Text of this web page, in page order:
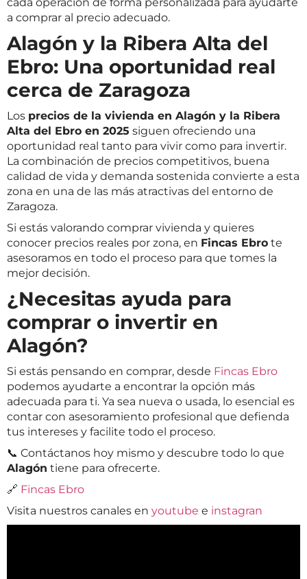
a comprar al precio adecuado.
Alagón y la Ribera Alta del
Ebro: Una oportunidad real
cerca de Zaragoza
Los precios de la vivienda en Alagón y la Ribera
Alta del Ebro en 2025 siguen ofreciendo una
oportunidad real tanto para vivir como para invertir.
La combinación de precios competitivos, buena
calidad de vida y demanda sostenida convierte a esta
zona en una de las más atractivas del entorno de
Zaragoza.
Si estás valorando comprar vivienda y quieres
conocer precios reales por zona, en Fincas Ebro te
asesoramos en todo el proceso para que tomes la
mejor decisión.
¿Necesitas ayuda para
comprar o invertir en
Alagón?
Si estás pensando en comprar, desde Fincas Ebro
podemos ayudarte a encontrar la opción más
adecuada para ti. Ya sea nueva o usada, lo esencial es
contar con asesoramiento profesional que defienda
tus intereses y facilite todo el proceso.
📞 Contáctanos hoy mismo y descubre todo lo que
Alagón tiene para ofrecerte.
🔗 Fincas Ebro
Visita nuestros canales en youtube e instagran